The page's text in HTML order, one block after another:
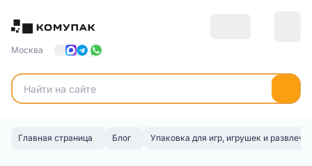
Москва
Главная страница Блог Упаковка для игр, игрушек и